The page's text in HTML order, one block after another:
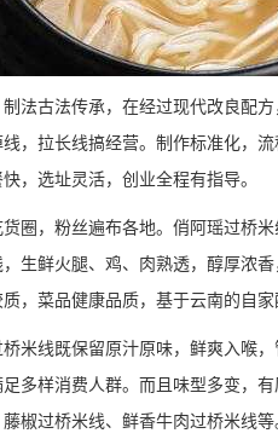
法古法传承，在经过现代改良配
，拉长线搞经营。制作标准化，
，选址灵活，创业全程有指导。
圈，粉丝遍布各地。俏阿瑶过桥
生鲜火腿、鸡、肉熟透，醇厚浓
，菜品健康品质，基于云南的自
米线既保留原汁原味，鲜爽入喉
多样消费人群。而且味型多变，
椒过桥米线、鲜香牛肉过桥米线等